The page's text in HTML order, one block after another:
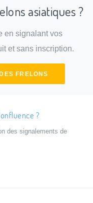
asiatiques ?
en signalant vos
et sans inscription.
FRELONS
?
des signalements de